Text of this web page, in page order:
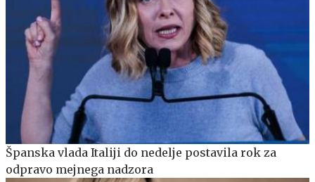
Španska vlada Italiji do nedelje postavila rok za
odpravo mejnega nadzora